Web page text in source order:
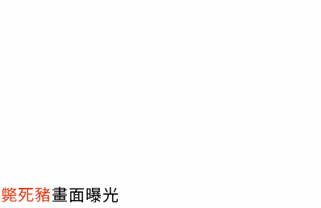
斃死豬畫面曝光